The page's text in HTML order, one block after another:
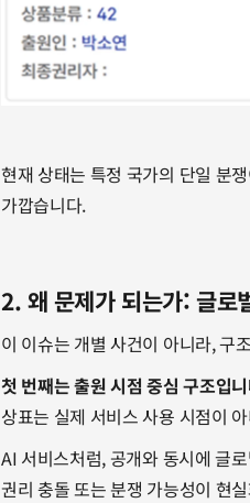
현재 상태는 특정 국가의 단일 분
가깝습니다.
2. 왜 문제가 되는가: 글로
이 이슈는 개별 사건이 아니라, 구
첫 번째는 출원 시점 중심 구조입
상표는 실제 서비스 사용 시점이
AI 서비스처럼, 공개와 동시에 글
권리 충돌 또는 분쟁 가능성이 현